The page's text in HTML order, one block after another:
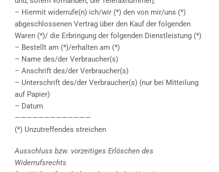
– Hiermit widerrufe(n) ich/wir (*) den von mir/uns (*)
abgeschlossenen Vertrag über den Kauf der folgenden
Waren (*)/ die Erbringung der folgenden Dienstleistung (*)
– Bestellt am (*)/erhalten am (*)
– Name des/der Verbraucher(s)
– Anschrift des/der Verbraucher(s)
– Unterschrift des/der Verbraucher(s) (nur bei Mitteilung
auf Papier)
– Datum
—————————————
(*) Unzutreffendes streichen
Ausschluss bzw. vorzeitiges Erlöschen des
Widerrufsrechts